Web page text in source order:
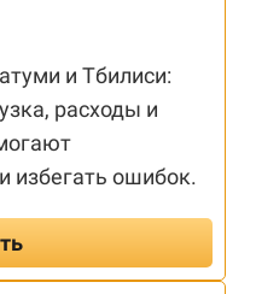
и Тбилиси:
расходы и
избегать ошибок.